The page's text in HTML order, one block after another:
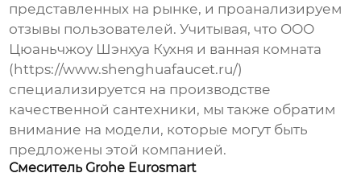
представленных на рынке, и проанализируем
отзывы пользователей. Учитывая, что ООО
Цюаньчжоу Шэнхуа Кухня и ванная комната
(https://www.shenghuafaucet.ru/)
специализируется на производстве
качественной сантехники, мы также обратим
внимание на модели, которые могут быть
предложены этой компанией.
Смеситель Grohe Eurosmart